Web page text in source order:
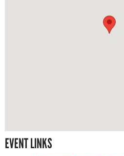
EVENT LINKS